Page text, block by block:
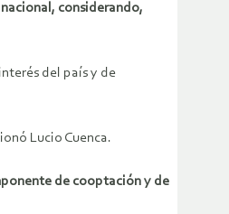
considerando,
del país y de
Lucio Cuenca.
de cooptación y de